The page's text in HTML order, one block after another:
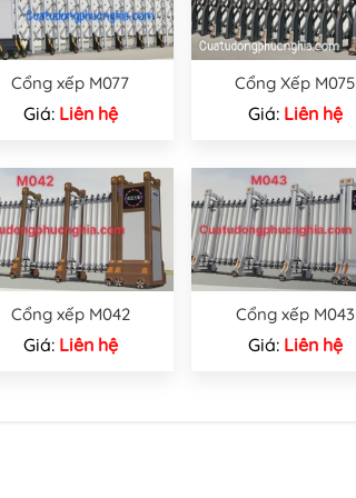
Cổng xếp M077
Giá: Liên hệ
Cổng Xếp M075
Giá: Liên hệ
Cổng xếp M042
Giá: Liên hệ
Cổng xếp M043
Giá: Liên hệ